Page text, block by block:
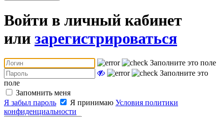
Войти в личный кабинет
или зарегистрироваться
Заполните это поле
Заполните это
поле
Запомнить меня
Я забыл пароль
Я принимаю Условия политики
конфиденциальности